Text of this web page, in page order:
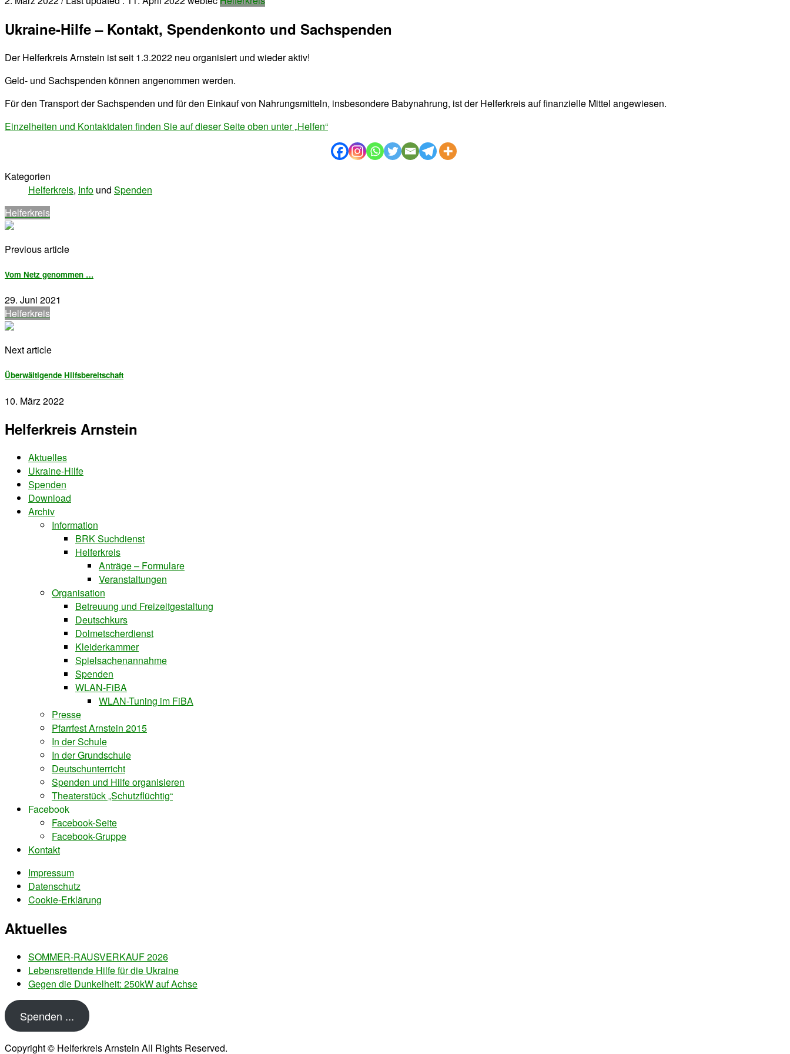
Ukraine-Hilfe – Kontakt, Spendenkonto und Sachspenden
Der Helferkreis Arnstein ist seit 1.3.2022 neu organisiert und wieder aktiv!
Geld- und Sachspenden können angenommen werden.
Für den Transport der Sachspenden und für den Einkauf von Nahrungsmitteln, insbesondere Babynahrung, ist der Helferkreis auf finanzielle Mittel angewiesen.
Einzelheiten und Kontaktdaten finden Sie auf dieser Seite oben unter „Helfen“
Kategorien
Helferkreis, Info und Spenden
Helferkreis
Previous article
Vom Netz genommen …
29. Juni 2021
Helferkreis
Next article
Überwältigende Hilfsbereitschaft
10. März 2022
Helferkreis Arnstein
Aktuelles
Ukraine-Hilfe
Spenden
Download
Archiv
Information
BRK Suchdienst
Helferkreis
Anträge – Formulare
Veranstaltungen
Organisation
Betreuung und Freizeitgestaltung
Deutschkurs
Dolmetscherdienst
Kleiderkammer
Spielsachenannahme
Spenden
WLAN-FiBA
WLAN-Tuning im FiBA
Presse
Pfarrfest Arnstein 2015
In der Schule
In der Grundschule
Deutschunterricht
Spenden und Hilfe organisieren
Theaterstück „Schutzflüchtig“
Facebook
Facebook-Seite
Facebook-Gruppe
Kontakt
Impressum
Datenschutz
Cookie-Erklärung
Aktuelles
SOMMER-RAUSVERKAUF 2026
Lebensrettende Hilfe für die Ukraine
Gegen die Dunkelheit: 250kW auf Achse
Spenden ...
Copyright © Helferkreis Arnstein All Rights Reserved.